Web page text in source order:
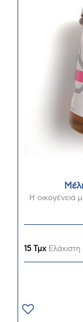
Η οικογένειά
15 ΤμχΕλάχιστη